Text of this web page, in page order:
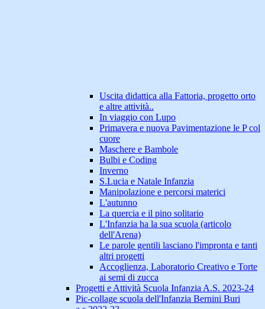
Uscita didattica alla Fattoria, progetto orto
e altre attività..
In viaggio con Lupo
Primavera e nuova Pavimentazione le P col
cuore
Maschere e Bambole
Bulbi e Coding
Inverno
S.Lucia e Natale Infanzia
Manipolazione e percorsi materici
L'autunno
La quercia e il pino solitario
L'Infanzia ha la sua scuola (articolo
dell'Arena)
Le parole gentili lasciano l'impronta e tanti
altri progetti
Accoglienza, Laboratorio Creativo e Torte
ai semi di zucca
Progetti e Attività Scuola Infanzia A.S. 2023-24
Pic-collage scuola dell'Infanzia Bernini Buri